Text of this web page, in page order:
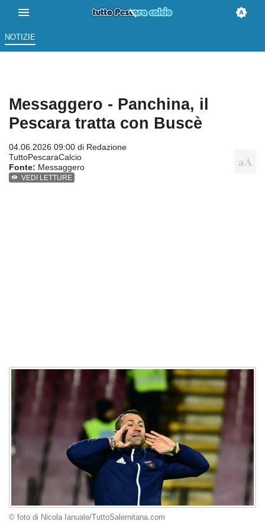
NOTIZIE
Messaggero - Panchina, il
Pescara tratta con Buscè
04.06.2026 09:00 di Redazione
TuttoPescaraCalcio
Fonte: Messaggero
VEDI LETTURE
© foto di Nicola Ianuale/TuttoSalernitana.com